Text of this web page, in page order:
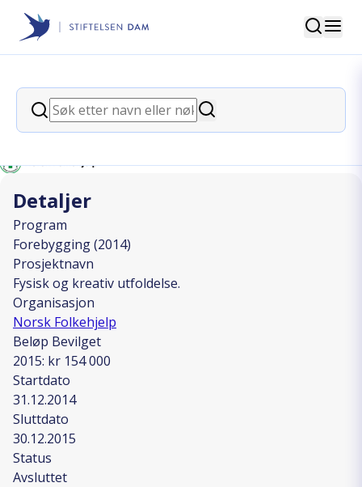
Stiftelsen Dam
Søk
Søk
Søk
back
Fysisk og kreativ utfoldelse.
Detaljer
Program
Forebygging (2014)
Prosjektnavn
Fysisk og kreativ utfoldelse.
Organisasjon
Norsk Folkehjelp
Beløp Bevilget
2015: kr 154 000
Startdato
31.12.2014
Sluttdato
30.12.2015
Status
Avsluttet